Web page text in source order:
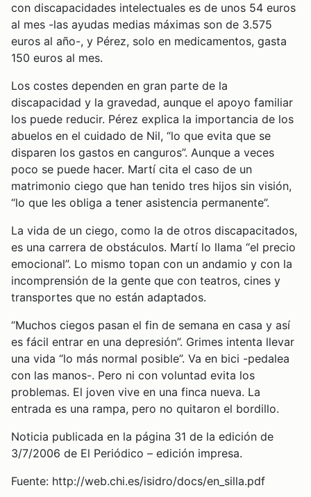
con discapacidades intelectuales es de unos 54 euros
al mes -las ayudas medias máximas son de 3.575
euros al año-, y Pérez, solo en medicamentos, gasta
150 euros al mes.
Los costes dependen en gran parte de la
discapacidad y la gravedad, aunque el apoyo familiar
los puede reducir. Pérez explica la importancia de los
abuelos en el cuidado de Nil, “lo que evita que se
disparen los gastos en canguros”. Aunque a veces
poco se puede hacer. Martí cita el caso de un
matrimonio ciego que han tenido tres hijos sin visión,
“lo que les obliga a tener asistencia permanente”.
La vida de un ciego, como la de otros discapacitados,
es una carrera de obstáculos. Martí lo llama “el precio
emocional”. Lo mismo topan con un andamio y con la
incomprensión de la gente que con teatros, cines y
transportes que no están adaptados.
“Muchos ciegos pasan el fin de semana en casa y así
es fácil entrar en una depresión”. Grimes intenta llevar
una vida “lo más normal posible”. Va en bici -pedalea
con las manos-. Pero ni con voluntad evita los
problemas. El joven vive en una finca nueva. La
entrada es una rampa, pero no quitaron el bordillo.
Noticia publicada en la página 31 de la edición de
3/7/2006 de El Periódico – edición impresa.
Fuente: http://web.chi.es/isidro/docs/en_silla.pdf